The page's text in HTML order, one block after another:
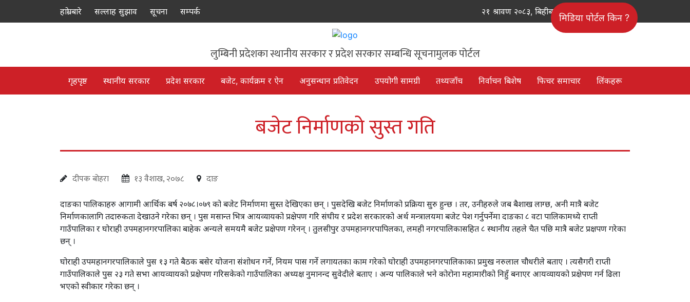
हाम्रो बारे सल्लाह सुझाव सूचना सम्पर्क २१ श्रावण २०८३, बिहीबार
लुम्बिनी प्रदेशका स्थानीय सरकार र प्रदेश सरकार सम्बन्धि सूचनामुलक पोर्टल
मिडिया पोर्टल किन ?
गृहपृष्ठ स्थानीय सरकार प्रदेश सरकार बजेट, कार्यक्रम र ऐन अनुसन्धान प्रतिवेदन उपयोगी सामग्री तथ्यजाँच निर्वाचन बिशेष फिचर समाचार लिंकहरू
बजेट निर्माणको सुस्त गति
दीपक बोहरा १३ वैशाख, २०७८ दाङ
दाङका पालिकाहरु आगामी आर्थिक बर्ष २०७८।०७९ को बजेट निर्माणमा सुस्त देखिएका छन् । पुसदेखि बजेट निर्माणको प्रक्रिया सुरु हुन्छ । तर, उनीहरुले जब बैशाख लाग्छ, अनी मात्रै बजेट
निर्माणकालागि तदारुकता देखाउने गरेका छन् । पुस मसान्त भित्र आयव्यायको प्रक्षेपण गरि संघीय र प्रदेश सरकारको अर्थ मन्त्रालयमा बजेट पेश गर्नुपर्नेमा दाङका ८ वटा पालिकामध्ये राप्ती
गाउँपालिका र घोराही उपमहानगरपालिका बाहेक अन्यले समयमै बजेट प्रक्षेपण गरेनन् । तुलसीपुर उपमहानगरपापिलका, लमही नगरपालिकासहित ८ स्थानीय तहले चैत पछि मात्रै बजेट प्रक्षपण गरेका
छन् ।
घोराही उपमहानगरपालिकाले पुस १३ गते बैठक बसेर योजना संंशोधन गर्ने, नियम पास गर्ने लगायतका काम गरेको घोराही उपमहानगरपालिकाका प्रमुख नरुलाल चौधरीले बताए । त्यसैगरी राप्ती
गाउँपालिकाले पुस २३ गते सभा आयव्यायको प्रक्षेपण गरिसकेको गाउँपालिका अध्यक्ष नुमानन्द सुवेदीले बताए । अन्य पालिकाले भने कोरोना महामारीको निहुँ बनाएर आयव्यायको प्रक्षेपण गर्न ढिला
भएको स्वीकार गरेका छन् ।